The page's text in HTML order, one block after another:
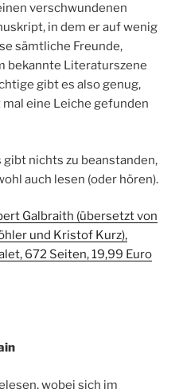
verschwundenen
in dem er auf wenig
sämtliche Freunde,
bekannte Literaturszene
gibt es also genug,
eine Leiche gefunden
nichts zu beanstanden,
auch lesen (oder hören).
Galbraith (übersetzt von
und Kristof Kurz),
672 Seiten, 19,99 Euro
wobei sich im